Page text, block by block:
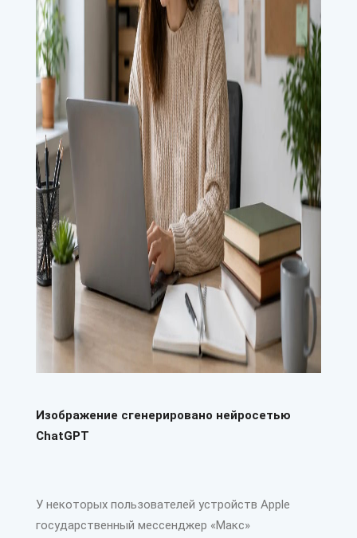
Изображение сгенерировано нейросетью
ChatGPT
У некоторых пользователей устройств Apple
государственный мессенджер «Макс»